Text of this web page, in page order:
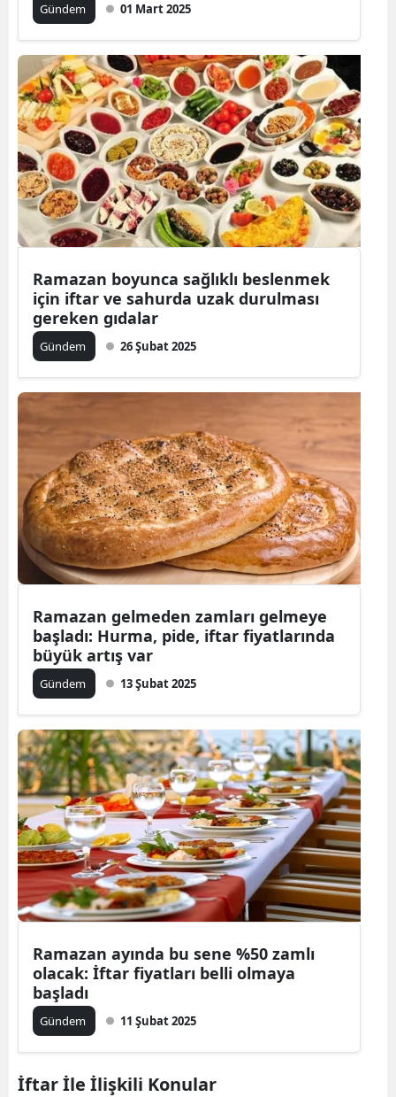
Gündem 01 Mart 2025
Ramazan boyunca sağlıklı beslenmek
için iftar ve sahurda uzak durulması
gereken gıdalar
Gündem 26 Şubat 2025
Ramazan gelmeden zamları gelmeye
başladı: Hurma, pide, iftar fiyatlarında
büyük artış var
Gündem 13 Şubat 2025
Ramazan ayında bu sene %50 zamlı
olacak: İftar fiyatları belli olmaya
başladı
Gündem 11 Şubat 2025
İftar İle İlişkili Konular